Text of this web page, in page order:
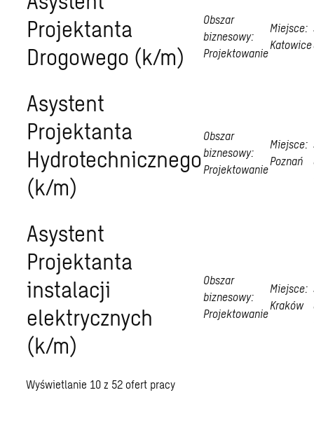
Projektanta
Drogowego (k/m)
Obszar
biznesowy:
Projektowanie
Miejsce:
Katowice
Asystent
Projektanta
Hydrotechnicznego
(k/m)
Obszar
biznesowy:
Projektowanie
Miejsce:
Poznań
Asystent
Projektanta
instalacji
elektrycznych
(k/m)
Obszar
biznesowy:
Projektowanie
Miejsce:
Kraków
Wyświetlanie 10 z 52 ofert pracy